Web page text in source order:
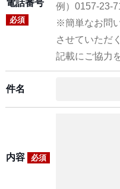
電話番号
必須
例）0157-23-
※簡単なお問
させていただ
記載にご協力
件名
内容 必須